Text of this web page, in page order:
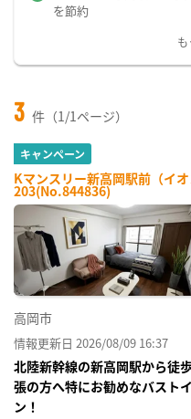
を節約
3 件（1/1ページ）
キャンペーン
Kマンスリー新高岡駅前（イ
203(No.844836)
高岡市
情報更新日 2026/08/09 16:37
北陸新幹線の新高岡駅から
張の方へ特にお勧めなバスト
ン！